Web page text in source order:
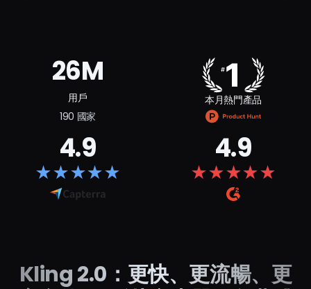
26M
用戶
190 國家
本月熱門產品
4.9
★★★★★
4.9
★★★★★
Kling 2.0：更快、更流暢、更